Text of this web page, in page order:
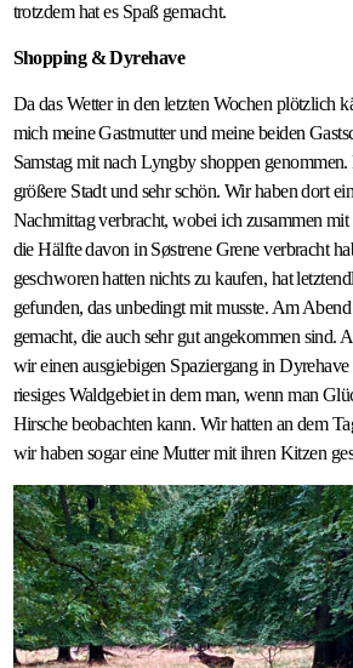
trotzdem hat es Spaß gemacht.
Shopping & Dyrehave
Da das Wetter in den letzten Wochen plötzlich
mich meine Gastmutter und meine beiden
Samstag mit nach Lyngby shoppen
größere Stadt und sehr schön. Wir haben dort
Nachmittag verbracht, wobei ich zusammen mit
die Hälfte davon in Søstrene Grene verbracht
geschworen hatten nichts zu kaufen, hat
gefunden, das unbedingt mit musste. Am
gemacht, die auch sehr gut angekommen sind.
wir einen ausgiebigen Spaziergang in Dyrehave
riesiges Waldgebiet in dem man, wenn man
Hirsche beobachten kann. Wir hatten an dem
wir haben sogar eine Mutter mit ihren Kitzen